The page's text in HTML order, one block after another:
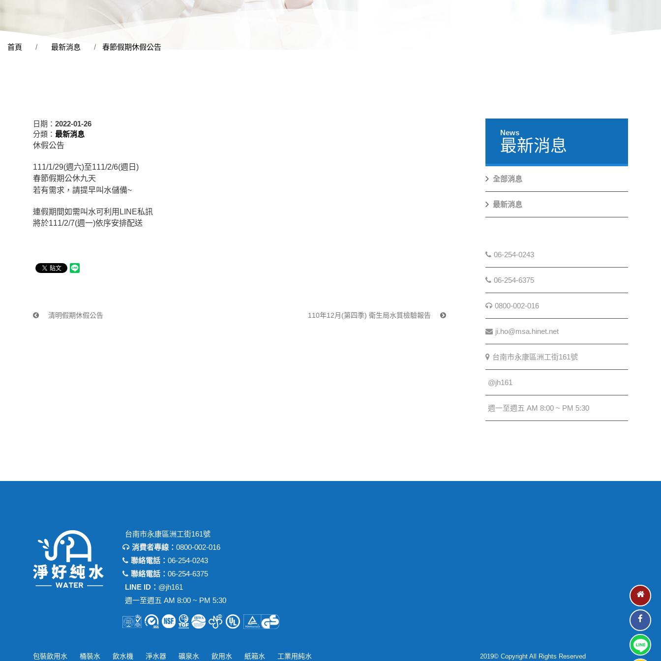
首頁 最新消息 春節假期休假公告
日期：2022-01-26
分類：最新消息
休假公告
111/1/29(週六)至111/2/6(週日)
春節假期公休九天
若有需求，請提早叫水儲備~
連假期間如需叫水可利用 LINE私訊
將於111/2/7(週一)依序安排配送
清明假期休假公告 110年12月(第四季) 衛生局水質檢驗報告
News
最新消息
全部消息
最新消息
06-254-0243
06-254-6375
0800-002-016
ji.ho@msa.hinet.net
台南市永康區洲工街161號
@jh161
週一至週五 AM 8:00 ~ PM 5:30
台南市永康區洲工街161號
消費者專線： 0800-002-016
聯絡電話： 06-254-0243
聯絡電話： 06-254-6375
LINE ID： @jh161
週一至週五 AM 8:00 ~ PM 5:30
包裝飲用水 桶裝水 飲水機 淨水器 礦泉水 飲用水 紙箱水 工業用純水 2019© Copyright All Rights Reserved